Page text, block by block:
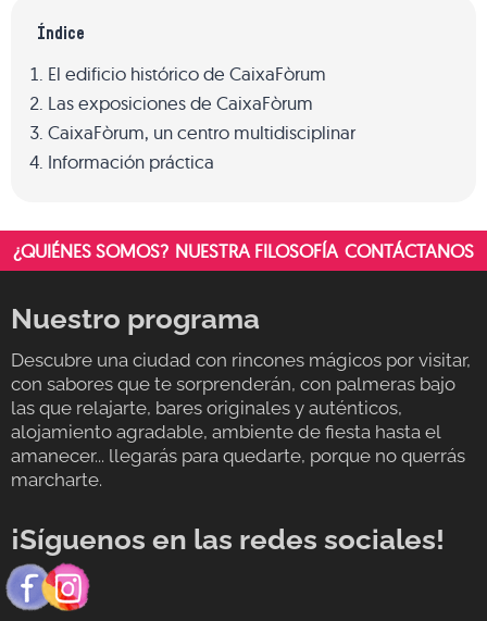
Índice
El edificio histórico de CaixaFòrum
Las exposiciones de CaixaFòrum
CaixaFòrum, un centro multidisciplinar
Información práctica
¿QUIÉNES SOMOS? NUESTRA FILOSOFÍA CONTÁCTANOS
Nuestro programa
Descubre una ciudad con rincones mágicos por visitar,
con sabores que te sorprenderán, con palmeras bajo
las que relajarte, bares originales y auténticos,
alojamiento agradable, ambiente de fiesta hasta el
amanecer... llegarás para quedarte, porque no querrás
marcharte.
¡Síguenos en las redes sociales!